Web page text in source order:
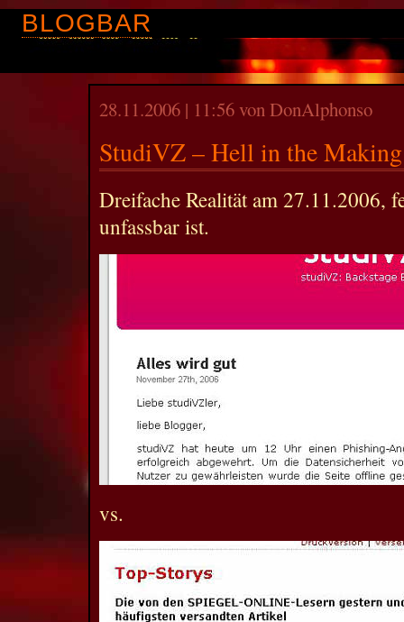
BLOGBAR
28.11.2006 | 11:56 von DonAlphonso
StudiVZ – Hell in the Making
Dreifache Realität am 27.11.2006,
unfassbar ist.
vs.